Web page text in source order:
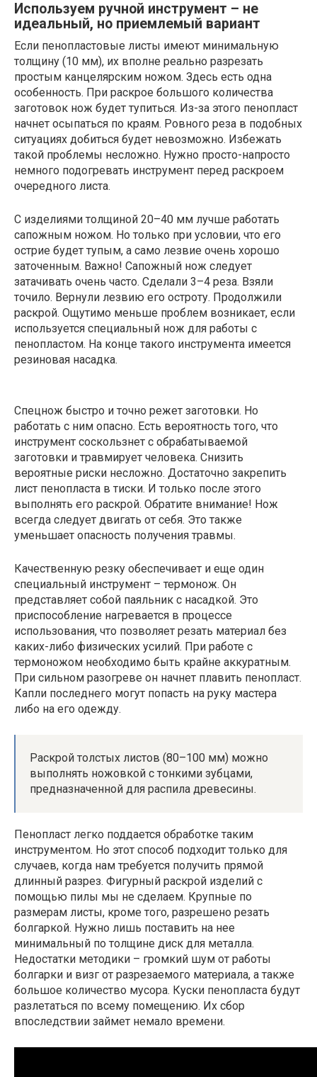
Используем ручной инструмент – не
идеальный, но приемлемый вариант
Если пенопластовые листы имеют минимальную
толщину (10 мм), их вполне реально разрезать
простым канцелярским ножом. Здесь есть одна
особенность. При раскрое большого количества
заготовок нож будет тупиться. Из-за этого пенопласт
начнет осыпаться по краям. Ровного реза в подобных
ситуациях добиться будет невозможно. Избежать
такой проблемы несложно. Нужно просто-напросто
немного подогревать инструмент перед раскроем
очередного листа.
С изделиями толщиной 20–40 мм лучше работать
сапожным ножом. Но только при условии, что его
острие будет тупым, а само лезвие очень хорошо
заточенным. Важно! Сапожный нож следует
затачивать очень часто. Сделали 3–4 реза. Взяли
точило. Вернули лезвию его остроту. Продолжили
раскрой. Ощутимо меньше проблем возникает, если
используется специальный нож для работы с
пенопластом. На конце такого инструмента имеется
резиновая насадка.
Спецнож быстро и точно режет заготовки. Но
работать с ним опасно. Есть вероятность того, что
инструмент соскользнет с обрабатываемой
заготовки и травмирует человека. Снизить
вероятные риски несложно. Достаточно закрепить
лист пенопласта в тиски. И только после этого
выполнять его раскрой. Обратите внимание! Нож
всегда следует двигать от себя. Это также
уменьшает опасность получения травмы.
Качественную резку обеспечивает и еще один
специальный инструмент – термонож. Он
представляет собой паяльник с насадкой. Это
приспособление нагревается в процессе
использования, что позволяет резать материал без
каких-либо физических усилий. При работе с
термоножом необходимо быть крайне аккуратным.
При сильном разогреве он начнет плавить пенопласт.
Капли последнего могут попасть на руку мастера
либо на его одежду.
Раскрой толстых листов (80–100 мм) можно
выполнять ножовкой с тонкими зубцами,
предназначенной для распила древесины.
Пенопласт легко поддается обработке таким
инструментом. Но этот способ подходит только для
случаев, когда нам требуется получить прямой
длинный разрез. Фигурный раскрой изделий с
помощью пилы мы не сделаем. Крупные по
размерам листы, кроме того, разрешено резать
болгаркой. Нужно лишь поставить на нее
минимальный по толщине диск для металла.
Недостатки методики – громкий шум от работы
болгарки и визг от разрезаемого материала, а также
большое количество мусора. Куски пенопласта будут
разлетаться по всему помещению. Их сбор
впоследствии займет немало времени.